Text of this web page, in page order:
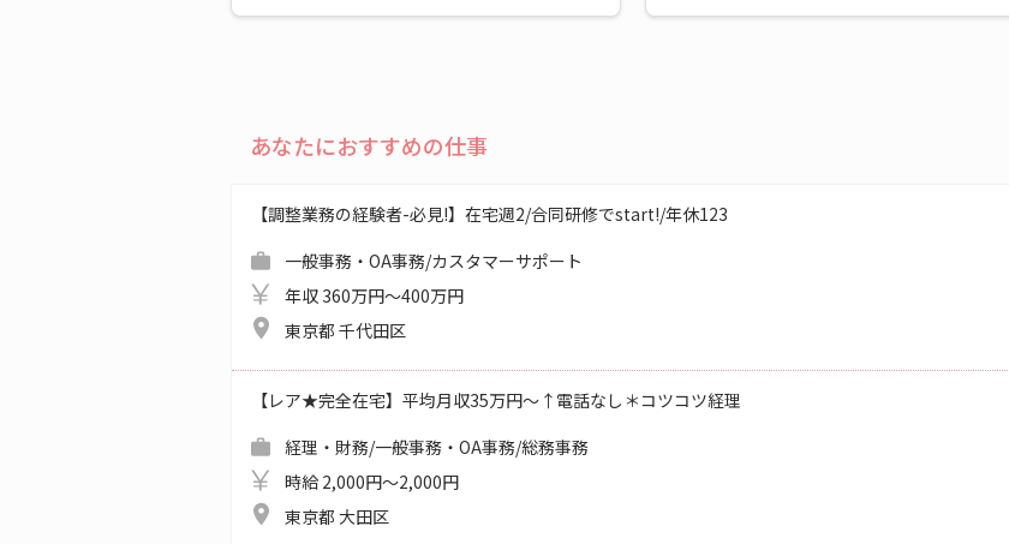
あなたにおすすめの仕事
【調整業務の経験者-必見!】在宅週2/合同研修でstart!/年休123
一般事務・OA事務/カスタマーサポート
年収 360万円～400万円
東京都 千代田区
【レア★完全在宅】平均月収35万円～↑電話なし＊コツコツ経理
経理・財務/一般事務・OA事務/総務事務
時給 2,000円～2,000円
東京都 大田区